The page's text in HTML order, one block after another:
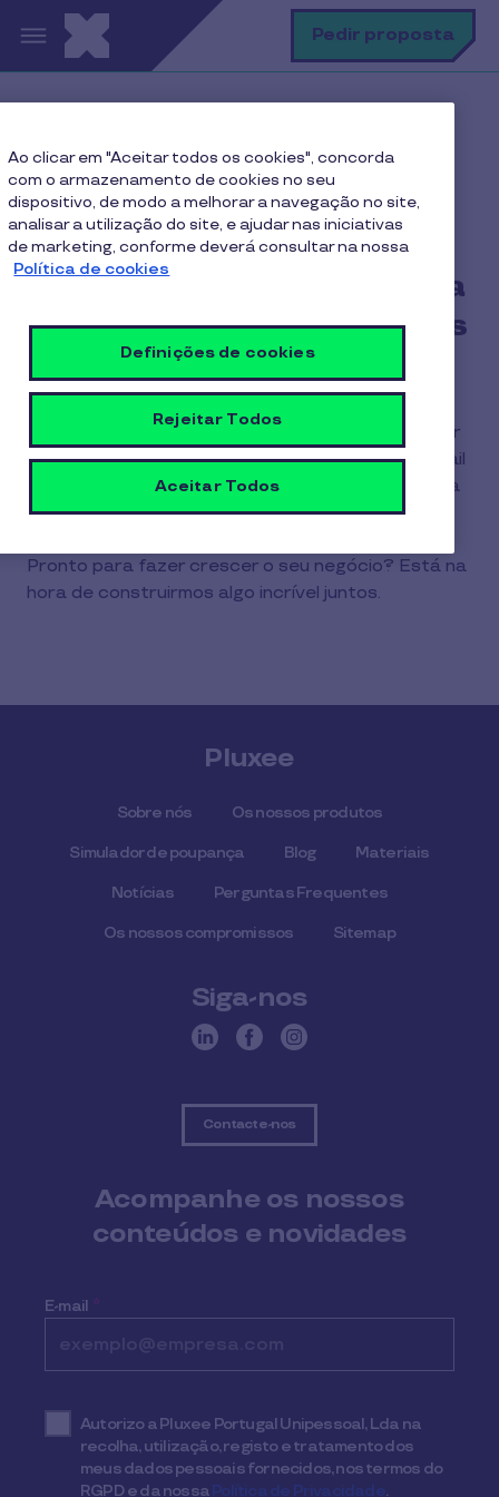
Passar para o conteúdo principalPedir proposta
Quer fazer parte da nossa incrível Rede de Parceiros
Pluxee? Descubra como!
Quer fazer parte da nossa
incrível Rede de Parceiros
Pluxee? Descubra como!
Pode pedir a adesão aqui. Se preferir, pode entrar
em contacto com a nossa equipa através do email
rede.parceiros@pluxeegroup.com, ou de chamada
para o 808 911 267 (custo chamada local).
Pronto para fazer crescer o seu negócio? Está na
hora de construirmos algo incrível juntos.
Pluxee
Sobre nós Os nossos produtos
Simulador de poupança Blog Materiais
Notícias Perguntas Frequentes
Os nossos compromissos Sitemap
Siga-nos
Contacte-nos
Acompanhe os nossos
conteúdos e novidades
E-mail *
Autorizo a Pluxee Portugal Unipessoal, Lda na
recolha, utilização, registo e tratamento dos
meus dados pessoais fornecidos, nos termos do
RGPD e da nossaPolítica de Privacidade.
Ao clicar em "Aceitar todos os cookies", concorda
com o armazenamento de cookies no seu
dispositivo, de modo a melhorar a navegação no site,
analisar a utilização do site, e ajudar nas iniciativas
de marketing, conforme deverá consultar na nossa
Política de cookies
Definições de cookies
Rejeitar Todos
Aceitar Todos